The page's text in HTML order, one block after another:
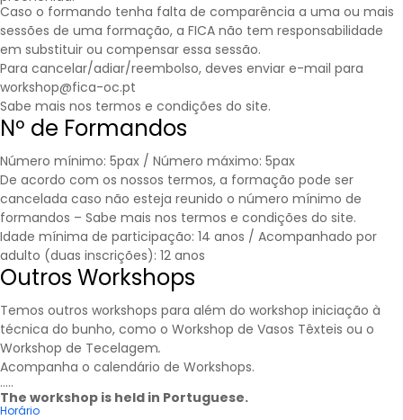
Caso o formando tenha falta de comparência a uma ou mais
sessões de uma formação, a FICA não tem responsabilidade
em substituir ou compensar essa sessão.
Para cancelar/adiar/reembolso, deves enviar e-mail para
workshop@fica-oc.pt
Sabe mais nos termos e condições do site.
Nº de Formandos
Número mínimo: 5pax / Número máximo: 5pax
De acordo com os nossos termos, a formação pode ser
cancelada caso não esteja reunido o número mínimo de
formandos – Sabe mais nos termos e condições do site.
Idade mínima de participação: 14 anos / Acompanhado por
adulto (duas inscrições): 12 anos
Outros Workshops
Temos outros workshops para além do workshop iniciação à
técnica do bunho, como o Workshop de Vasos Têxteis ou o
Workshop de Tecelagem.
Acompanha o calendário de Workshops.
…..
The workshop is held in Portuguese.
Horário